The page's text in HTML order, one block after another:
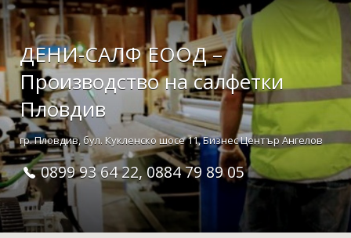
ДЕНИ-САЛФ ЕООД –
Производство на салфетки
Пловдив
гр. Пловдив, бул. Кукленско шосе 11, Бизнес Център Ангелов
0899 93 64 22, 0884 79 89 05